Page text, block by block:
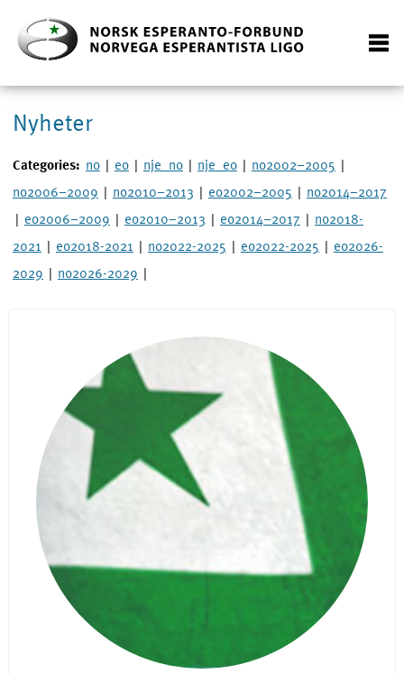
Nyheter
Categories: no| eo| nje_no| nje_eo| no2002–2005 |
no2006–2009 | no2010–2013 | eo2002–2005 | no2014–2017
| eo2006–2009 | eo2010–2013 | eo2014–2017 | no2018-
2021 | eo2018-2021 | no2022-2025 | eo2022-2025 | eo2026-
2029 | no2026-2029 |